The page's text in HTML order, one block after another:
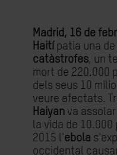
Madrid, 16 de
Haití patia una
catàstrofes, un
mort de 220.000
dels seus 10
veure afectats.
Haiyan va
la vida de 10.000
2015 l'ebola
occidental